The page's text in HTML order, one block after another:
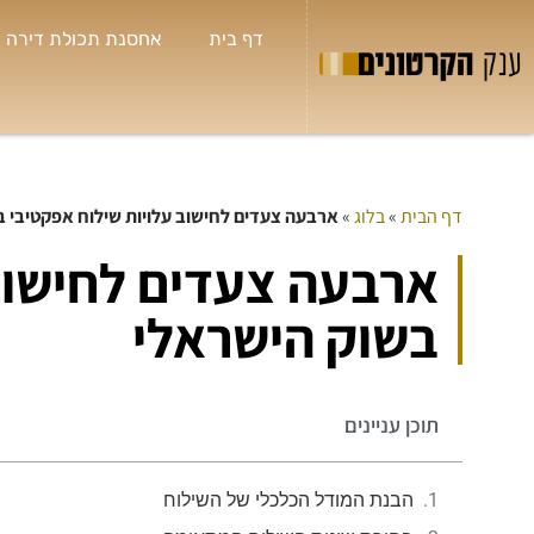
דף בית אחסנת תכולת דירה
דף הבית»בלוג»ארבעה צעדים לחישוב עלויות שילוח אפקטיבי
ארבעה צעדים
בשוק הישראלי
תוכן עניינים
הבנת המודל הכלכלי של השילוח